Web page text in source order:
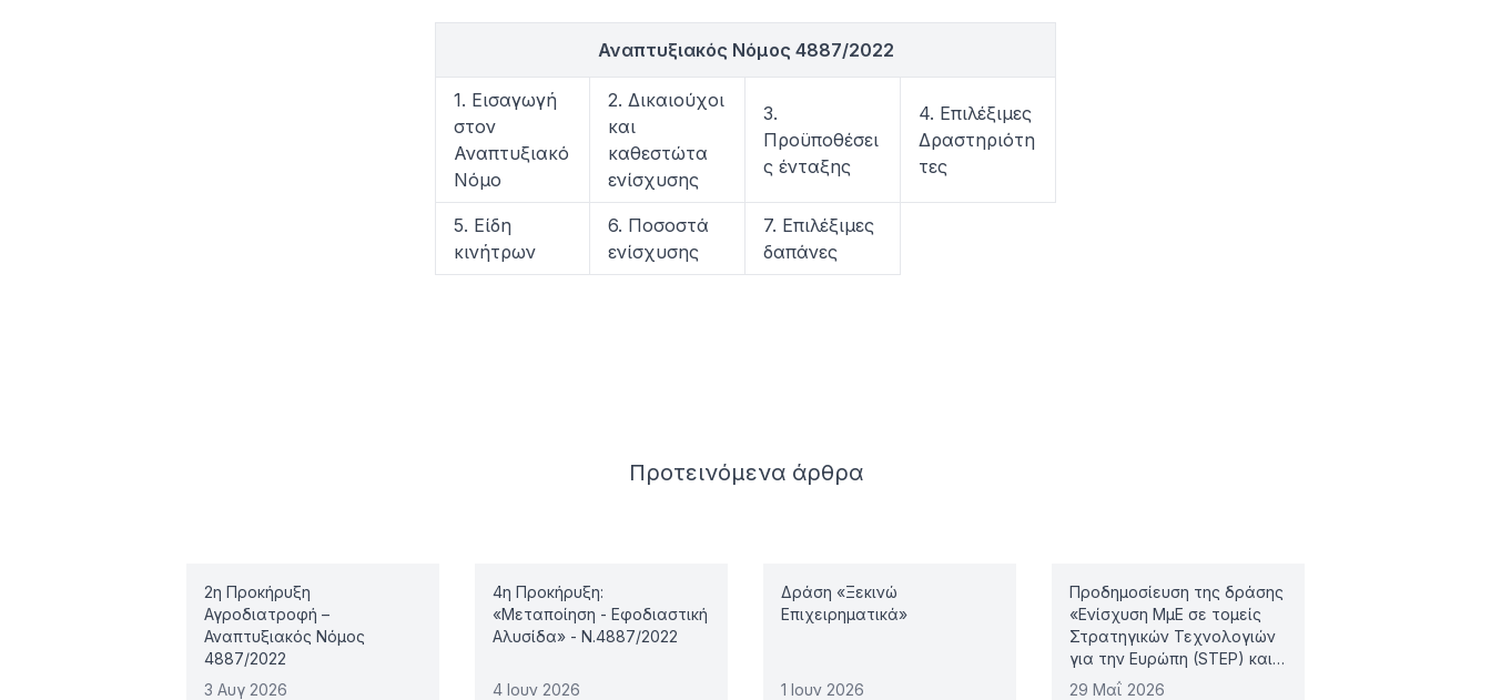
Αναπτυξιακός Νόμος 4887/2022
1. Εισαγωγή
στον
Αναπτυξιακό
Νόμο
2. Δικαιούχοι
και
καθεστώτα
ενίσχυσης
3.
Προϋποθέσει
ς ένταξης
4. Επιλέξιμες
Δραστηριότη
τες
5. Είδη
κινήτρων
6. Ποσοστά
ενίσχυσης
7. Επιλέξιμες
δαπάνες
Προτεινόμενα άρθρα
2η Προκήρυξη
Αγροδιατροφή –
Αναπτυξιακός Νόμος
4887/2022
3 Αυγ 2026
4η Προκήρυξη:
«Μεταποίηση - Εφοδιαστική
Αλυσίδα» - Ν.4887/2022
4 Ιουν 2026
Δράση «Ξεκινώ
Επιχειρηματικά»
1 Ιουν 2026
Προδημοσίευση της δράσης
«Ενίσχυση ΜμΕ σε τομείς
Στρατηγικών Τεχνολογιών
για την Ευρώπη (STEP) και
Άμυνας & Ασφάλειας
29 Μαΐ 2026